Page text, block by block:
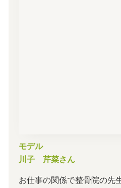
モデル
川子 芹菜さん
お仕事の関係で整骨院の先